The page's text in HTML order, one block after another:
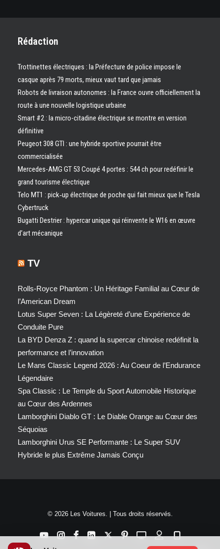
Rédaction
Trottinettes électriques : la Préfecture de police impose le
casque après 79 morts, mieux vaut tard que jamais
Robots de livraison autonomes : la France ouvre officiellement la
route à une nouvelle logistique urbaine
Smart #2 : la micro-citadine électrique se montre en version
définitive
Peugeot 308 GTI : une hybride sportive pourrait être
commercialisée
Mercedes-AMG GT 53 Coupé 4 portes : 544 ch pour redéfinir le
grand tourisme électrique
Telo MT1 : pick‑up électrique de poche qui fait mieux que le Tesla
Cybertruck
Bugatti Destrier : hypercar unique qui réinvente le W16 en œuvre
d’art mécanique
TV
Rolls-Royce Phantom : Un Héritage Familial au Cœur de
l’American Dream
Lotus Super Seven : La Légèreté d’une Expérience de
Conduite Pure
La BYD Denza Z : quand la supercar chinoise redéfinit la
performance et l’innovation
Le Mans Classic Legend 2026 : Au Coeur de l’Endurance
Légendaire
Spa Classic : Le Temple du Sport Automobile Historique
au Cœur des Ardennes
Lamborghini Diablo GT : Le Diable Orange au Cœur des
Séquoias
Lamborghini Urus SE Performante : Le Super SUV
Hybride le plus Extrême Jamais Conçu
© 2026 Les Voitures. | Tous droits réservés.